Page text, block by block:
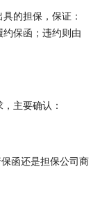
的担保，保证：
保函；违约则由
主要确认：
函还是担保公司商